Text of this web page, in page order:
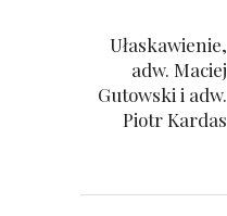
Ułaskawienie,
adw. Maciej
Gutowski i adw.
Piotr Kardas